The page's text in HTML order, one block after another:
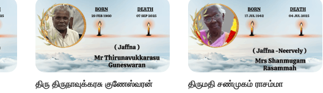
திரு திருநாவுக்கரசு குணேஸ்வரன் திருமதி சண்முகம் ராசம்மா